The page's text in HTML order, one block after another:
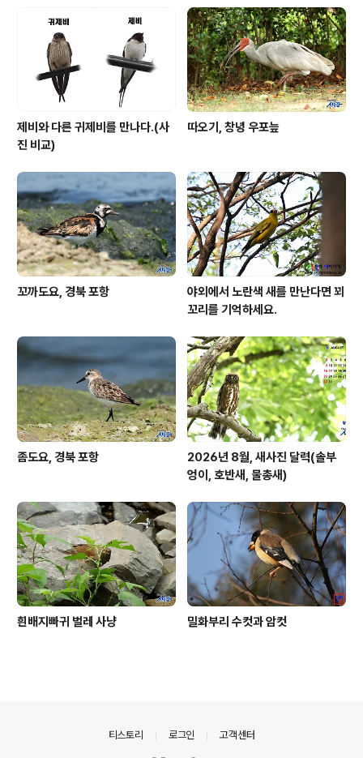
저의 모습과 똑 같습니다. 방아찟는 토끼들 어디갔냐고? ㅎ
ㅎㅎ 저는 어제 보름달을 보면서 소원을 빌었습니다. 새 많
이 촬영하게 해달라고요? 아닙니다. 그냥 올 한해 우리 가
족들이 모두 편안하기를... 이..
제비와 다른 귀제비를 만나다.(사
진 비교)
따오기, 창녕 우포늪
꼬까도요, 경북 포항
야외에서 노란색 새를 만난다면 꾀
꼬리를 기억하세요.
좀도요, 경북 포항
2026년 8월, 새사진 달력(솔부
엉이, 호반새, 물총새)
흰배지빠귀 벌레 사냥 밀화부리 수컷과 암컷
티스토리 로그인 고객센터